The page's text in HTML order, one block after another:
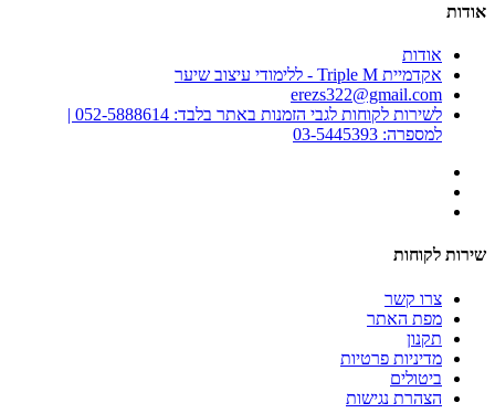
אודות
אודות
אקדמיית Triple M - ללימודי עיצוב שיער
erezs322@gmail.com
לשירות לקוחות לגבי הזמנות באתר בלבד: 052-5888614 |
למספרה: 03-5445393
שירות לקוחות
צרו קשר
מפת האתר
תקנון
מדיניות פרטיות
ביטולים
הצהרת נגישות